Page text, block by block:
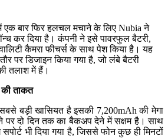
में एक बार फिर हलचल मचाने के लिए Nubia ने
कर दिया है। कंपनी ने इसे पावरफुल बैटरी,
कैमरा फीचर्स के साथ पेश किया है। यह
पर डिजाइन किया गया है, जो लंबे बैटरी
तलाश में हैं।
की ताकत
बड़ी खासियत है इसकी 7,200mAh की मेगा
पर दो दिन तक का बैकअप देने में सक्षम है। साथ
भी दिया गया है, जिससे फोन कुछ ही मिनटों